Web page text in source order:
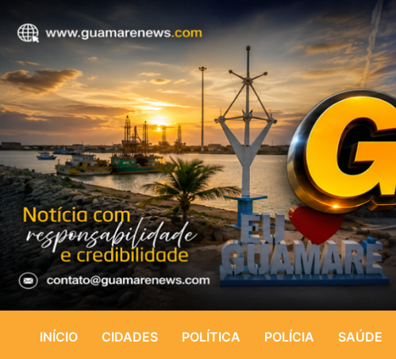
INÍCIO CIDADES POLÍTICA POLÍCIA SAÚDE